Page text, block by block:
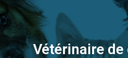
Vétérinaire de